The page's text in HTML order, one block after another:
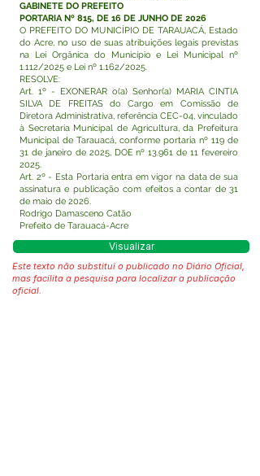
GABINETE DO PREFEITO
PORTARIA Nº 815, DE 16 DE JUNHO DE 2026
O PREFEITO DO MUNICÍPIO DE TARAUACÁ, Estado
do Acre, no uso de suas atribuições legais previstas
na Lei Orgânica do Município e Lei Municipal nº
1.112/2025 e Lei nº 1.162/2025.
RESOLVE:
Art. 1º - EXONERAR o(a) Senhor(a) MARIA CINTIA
SILVA DE FREITAS do Cargo em Comissão de
Diretora Administrativa, referência CEC-04, vinculado
à Secretaria Municipal de Agricultura, da Prefeitura
Municipal de Tarauacá, conforme portaria nº 119 de
31 de janeiro de 2025, DOE nº 13.961 de 11 fevereiro
2025.
Art. 2º - Esta Portaria entra em vigor na data de sua
assinatura e publicação com efeitos a contar de 31
de maio de 2026.
Rodrigo Damasceno Catão
Prefeito de Tarauacá-Acre
Visualizar
Este texto não substitui o publicado no Diário Oficial,
mas facilita a pesquisa para localizar a publicação
oficial.